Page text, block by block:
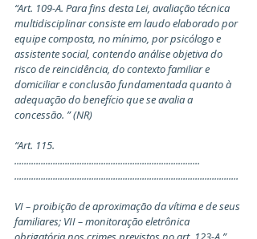
“Art. 109-A. Para fins desta Lei, avaliação técnica
multidisciplinar consiste em laudo elaborado por
equipe composta, no mínimo, por psicólogo e
assistente social, contendo análise objetiva do
risco de reincidência, do contexto familiar e
domiciliar e conclusão fundamentada quanto à
adequação do benefício que se avalia a
concessão. ” (NR)
“Art. 115.
.............................................................................
.............................................................................................
VI – proibição de aproximação da vítima e de seus
familiares; VII – monitoração eletrônica